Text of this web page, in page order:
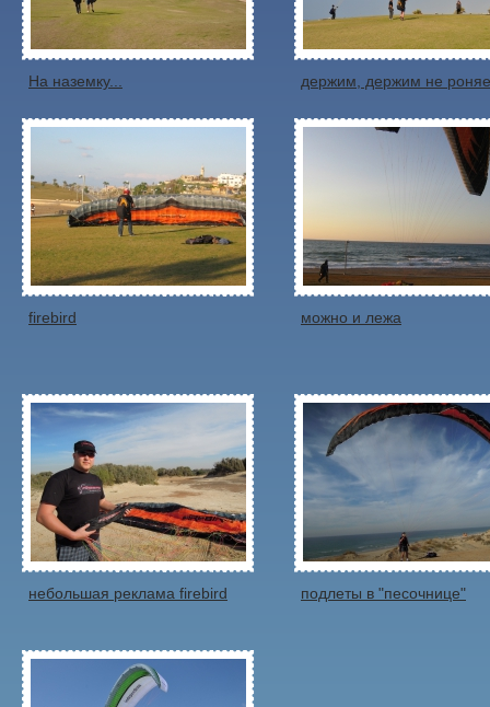
На наземку... держим, держим не
firebird можно и лежа
небольшая реклама firebird подлеты в "песочнице"